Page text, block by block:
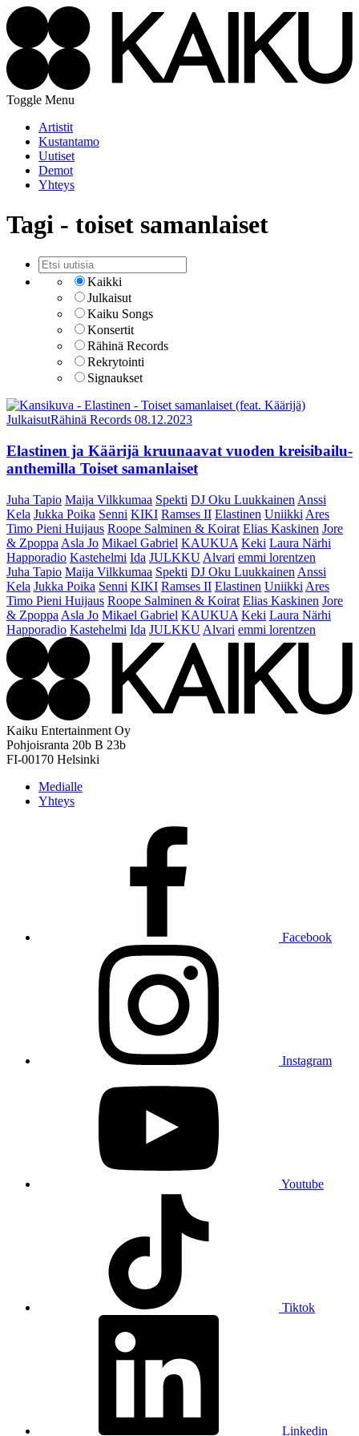
Toggle Menu
Artistit
Kustantamo
Uutiset
Demot
Yhteys
Tagi - toiset samanlaiset
Kaikki
Julkaisut
Kaiku Songs
Konsertit
Rähinä Records
Rekrytointi
Signaukset
JulkaisutRähinä Records 08.12.2023
Elastinen ja Käärijä kruunaavat vuoden kreisibailu-
anthemilla Toiset samanlaiset
Juha Tapio Maija Vilkkumaa Spekti DJ Oku Luukkainen Anssi
Kela Jukka Poika Senni KIKI Ramses II Elastinen Uniikki Ares
Timo Pieni Huijaus Roope Salminen & Koirat Elias Kaskinen Jore
& Zpoppa Asla Jo Mikael Gabriel KAUKUA Keki Laura Närhi
Happoradio Kastehelmi Ida JULKKU Alvari emmi lorentzen
Juha Tapio Maija Vilkkumaa Spekti DJ Oku Luukkainen Anssi
Kela Jukka Poika Senni KIKI Ramses II Elastinen Uniikki Ares
Timo Pieni Huijaus Roope Salminen & Koirat Elias Kaskinen Jore
& Zpoppa Asla Jo Mikael Gabriel KAUKUA Keki Laura Närhi
Happoradio Kastehelmi Ida JULKKU Alvari emmi lorentzen
Kaiku Entertainment Oy
Pohjoisranta 20b B 23b
FI-00170 Helsinki
Medialle
Yhteys
Facebook
Instagram
Youtube
Tiktok
Linkedin